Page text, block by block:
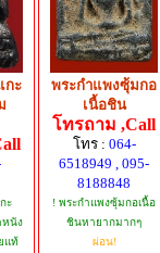
กะ
ะ
หนัง
แท้
พระกำแพงซุ้มกอ
เนื้อชิน
โทรถาม ,Call
โทร : 064-
6518949 , 095-
8188848
! พระกำแพงซุ้มกอเนื้อ
ชินหายากมากๆ
ผ่อน!